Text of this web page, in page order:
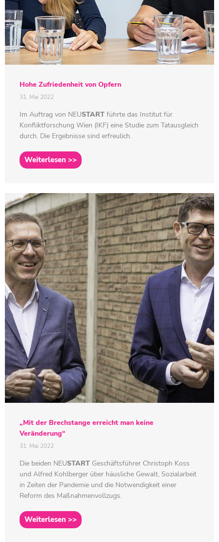
Hohe Zufriedenheit von Opfern
31. Mai 2022
Im Auftrag von NEUSTART führte das Institut für
Konfliktforschung Wien (IKF) eine Studie zum Tatausgleich
durch. Die Ergebnisse sind erfreulich.
Weiterlesen >>
„Mit der Brechstange erreicht man keine
Veränderung“
31. Mai 2022
Die beiden NEUSTART Geschäftsführer Christoph Koss
und Alfred Kohlberger über häusliche Gewalt, Sozialarbeit
in Zeiten der Pandemie und die Notwendigkeit einer
Reform des Maßnahmenvollzugs.
Weiterlesen >>